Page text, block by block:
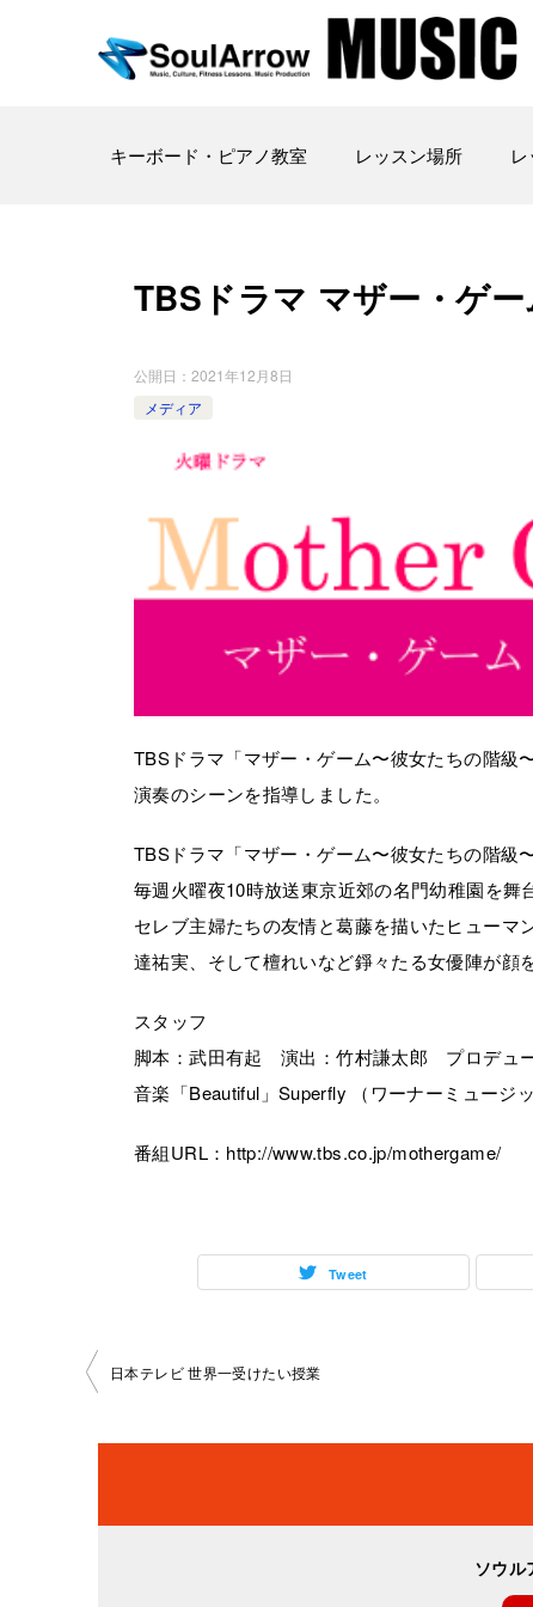
キーボード・ピアノ教室 レッスン場所
TBSドラマ マザー・ゲ
公開日： 2021年12月8日
メディア
TBSドラマ「マザー・ゲーム〜彼女たちの階級
演奏のシーンを指導しました。
TBSドラマ「マザー・ゲーム〜彼女たちの階級〜
毎週火曜夜10時放送東京近郊の名門幼稚園を
セレブ主婦たちの友情と葛藤を描いたヒュー
達祐実、そして檀れいなど錚々たる女優陣が顔
スタッフ
脚本：武田有起 演出：竹村謙太郎 プロデュ
音楽「Beautiful」Superfly （ワーナーミュージ
番組URL：http://www.tbs.co.jp/mothergame/
Tweet
投
ビ
日本テレビ 世界一受けたい授業
ソウル